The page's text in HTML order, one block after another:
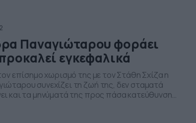
Παναγιώταρου φοράει
εγκεφαλικά
επίσημο χωρισμό της με τον Στάθη Σχίζα η
συνεχίζει τη ζωή της, δεν σταματά
και τα μηνύματά της προς πάσα κατεύθυνση.